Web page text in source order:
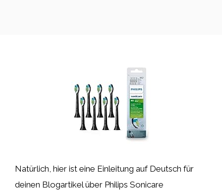
Natürlich, hier ist eine Einleitung auf Deutsch für
deinen Blogartikel über Philips Sonicare